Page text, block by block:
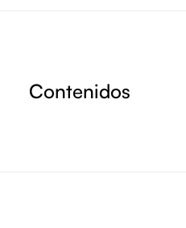
Contenidos